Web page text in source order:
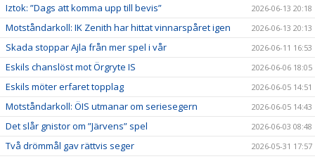
Iztok: ”Dags att komma upp till bevis” 2026-06-13 20:18
Motståndarkoll: IK Zenith har hittat vinnarspåret igen 2026-06-13 20:13
Skada stoppar Ajla från mer spel i vår 2026-06-11 16:53
Eskils chanslöst mot Örgryte IS 2026-06-06 18:05
Eskils möter erfaret topplag 2026-06-05 14:51
Motståndarkoll: ÖIS utmanar om seriesegern 2026-06-05 14:43
Det slår gnistor om ”Järvens” spel 2026-06-03 08:48
Två drömmål gav rättvis seger 2026-05-31 17:57